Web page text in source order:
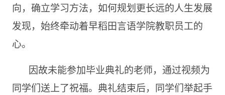
向，确立学习方法，如何规划更长远的人生发展
发现，始终牵动着早稻田言语学院教职员工的
心。
因故未能参加毕业典礼的老师，通过视频为
同学们送上了祝福。典礼结束后，同学们举起手